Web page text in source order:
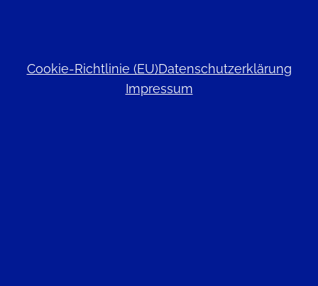
Cookie-Richtlinie (EU)Datenschutzerklärung
Impressum